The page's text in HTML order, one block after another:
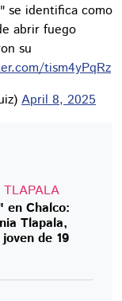
se identifica como
abrir fuego
su
tism4yPqRz
April 8, 2025
TLAPALA
en Chalco:
Tlapala,
de 19